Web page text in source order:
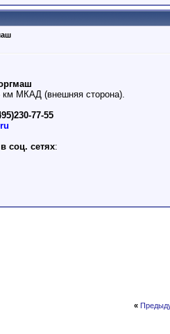
км МКАД (внешняя сторона).
77-55
соц. сетях:
«